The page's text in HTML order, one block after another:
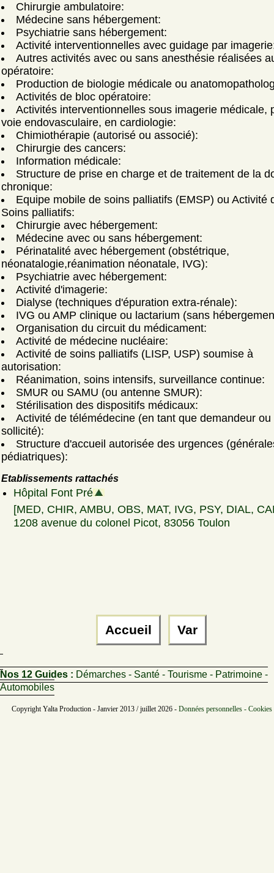
Chirurgie ambulatoire:
Médecine sans hébergement:
Psychiatrie sans hébergement:
Activité interventionnelles avec guidage par
Autres activités avec ou sans anesthésie réalisées
opératoire:
Production de biologie médicale ou
Activités de bloc opératoire:
Activités interventionnelles sous imagerie médicale,
voie endovasculaire, en cardiologie:
Chimiothérapie (autorisé ou associé):
Chirurgie des cancers:
Information médicale:
Structure de prise en charge et de traitement de la
chronique:
Equipe mobile de soins palliatifs (EMSP) ou Activité
Soins palliatifs:
Chirurgie avec hébergement:
Médecine avec ou sans hébergement:
Périnatalité avec hébergement (obstétrique,
néonatalogie,réanimation néonatale, IVG):
Psychiatrie avec hébergement:
Activité d'imagerie:
Dialyse (techniques d'épuration extra-rénale):
IVG ou AMP clinique ou lactarium (sans
Organisation du circuit du médicament:
Activité de médecine nucléaire:
Activité de soins palliatifs (LISP, USP) soumise à
autorisation:
Réanimation, soins intensifs, surveillance continue:
SMUR ou SAMU (ou antenne SMUR):
Stérilisation des dispositifs médicaux:
Activité de télémédecine (en tant que demandeur ou
sollicité):
Structure d'accueil autorisée des urgences
pédiatriques):
Etablissements rattachés
Hôpital Font Pré
[MED, CHIR, AMBU, OBS, MAT, IVG, PSY, DIAL,
1208 avenue du colonel Picot, 83056 Toulon
Accueil Var
Nos 12 Guides : Démarches - Santé - Tourisme - Patrimoine -
Automobiles
Copyright Yalta Production - Janvier 2013 / juillet 2026 - Données personnelles -